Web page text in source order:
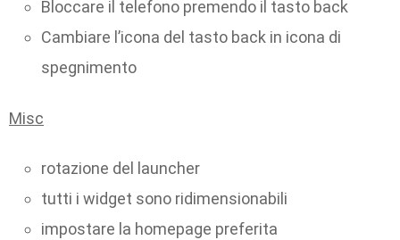
Bloccare il telefono premendo il tasto back
Cambiare l’icona del tasto back in icona di
spegnimento
Misc
rotazione del launcher
tutti i widget sono ridimensionabili
impostare la homepage preferita